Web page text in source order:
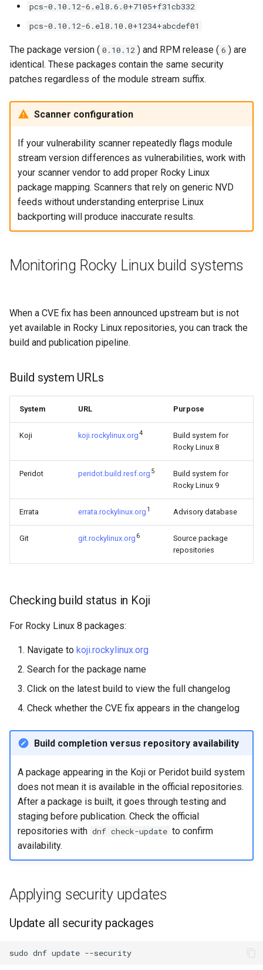
pcs-0.10.12-6.el8.6.0+7105+f31cb332
pcs-0.10.12-6.el8.10.0+1234+abcdef01
The package version ( 0.10.12 ) and RPM release ( 6 ) are
identical. These packages contain the same security
patches regardless of the module stream suffix.
Scanner configuration
If your vulnerability scanner repeatedly flags module
stream version differences as vulnerabilities, work with
your scanner vendor to add proper Rocky Linux
package mapping. Scanners that rely on generic NVD
feeds without understanding enterprise Linux
backporting will produce inaccurate results.
Monitoring Rocky Linux build systems
When a CVE fix has been announced upstream but is not
yet available in Rocky Linux repositories, you can track the
build and publication pipeline.
Build system URLs
System URL Purpose
Koji koji.rockylinux.org4
Build system for
Rocky Linux 8
Peridot peridot.build.resf.org 5
Build system for
Rocky Linux 9
Errata errata.rockylinux.org 1 Advisory database
Git git.rockylinux.org 6
Source package
repositories
Checking build status in Koji
For Rocky Linux 8 packages:
Navigate to koji.rockylinux.org
Search for the package name
Click on the latest build to view the full changelog
Check whether the CVE fix appears in the changelog
Build completion versus repository availability
A package appearing in the Koji or Peridot build system
does not mean it is available in the official repositories.
After a package is built, it goes through testing and
staging before publication. Check the official
repositories with dnf check-update to confirm
availability.
Applying security updates
Update all security packages
sudo dnf update